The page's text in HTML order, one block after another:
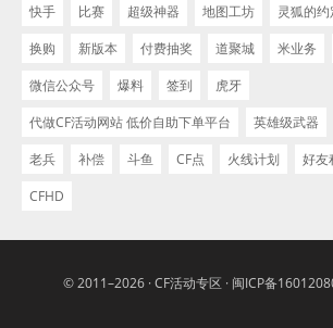
快手 比赛 超级神器 地图工坊 灵狐的约
换购
新版本 付费抽奖 道聚城 米业务
微信公众号
爆料 签到
虎牙
代做CF活动网站 低价自助下单平台
英雄级武器
老兵
补偿 斗鱼 CF点 火线计划 好友
CFHD
© 2011–2026 ·CF活动专区 · 闽ICP备